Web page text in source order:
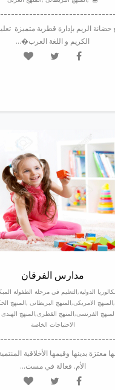
حضانة الريم بإدارة قطرية متميزة
الكريم و اللغة العرب�...
مدارس الفرقان
الدولية,التعليم في مرحلة الطفولة
,المنهج الامريكى,المنهج البريطانى ,المنهج
الفرنسى,المنهج القطرى,المنهج
الاحتياجات الخاصة
معتزة بدينها وقيمها الأخلاقية
الأم. فعالة في مست...